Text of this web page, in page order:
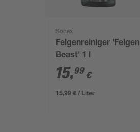
Sonax
Felgenreiniger 'Felgen
Beast' 1 l
15,99 €
15,99 € / Liter